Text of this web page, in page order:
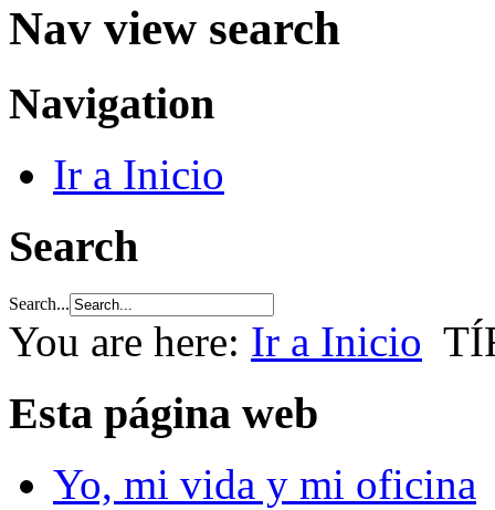
Nav view search
Navigation
Ir a Inicio
Search
Search...
You are here: Ir a Inicio
Esta página web
Yo, mi vida y mi oficina